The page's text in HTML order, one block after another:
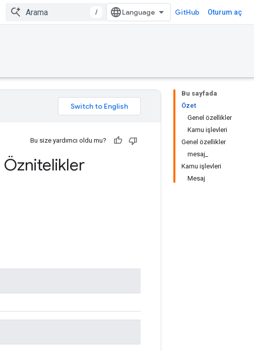
/ GitHub Oturum aç
Bu sayfada
Özet
Genel özellikler
Kamu işlevleri
Genel özellikler
mesaj_
Kamu işlevleri
Mesaj
Bu size yardımcı oldu mu?
Öznitelikler